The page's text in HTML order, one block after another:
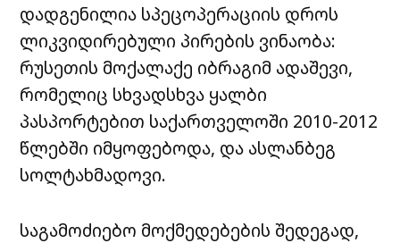
დადგენილია სპეცოპერაციის დროს
ლიკვიდირებული პირების ვინაობა:
რუსეთის მოქალაქე იბრაგიმ ადაშევი,
რომელიც სხვადსხვა ყალბი
პასპორტებით საქართველოში 2010-2012
წლებში იმყოფებოდა, და ასლანბეგ
სოლტახმადოვი.
საგამოძიებო მოქმედებების შედეგად,